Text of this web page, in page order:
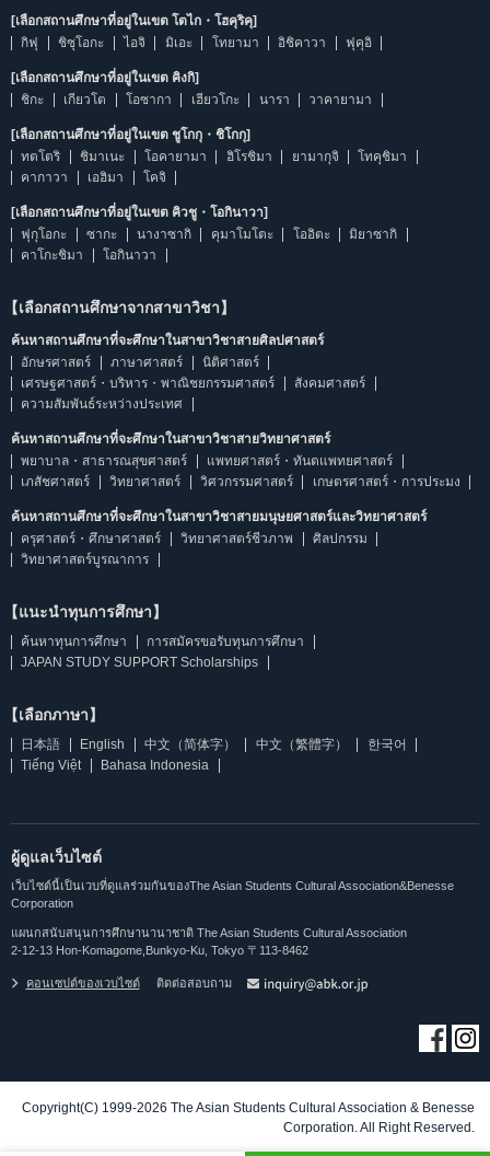
[เลือกสถานศึกษาที่อยู่ในเขต โตไก・โฮคุริคุ]
กิฟุ
ชิซุโอกะ ไอจิ มิเอะ โทยามา อิชิคาวา ฟุคุอิ
[เลือกสถานศึกษาที่อยู่ในเขต คิงกิ]
ชิกะ
เกียวโต โอซากา เฮียวโกะ นารา วาคายามา
[เลือกสถานศึกษาที่อยู่ในเขต ชูโกกุ・ชิโกกุ]
ทตโตริ
ชิมาเนะ โอคายามา ฮิโรชิมา ยามากุจิ
โทคุชิมา
คากาวา
เอฮิมา โคจิ
[เลือกสถานศึกษาที่อยู่ในเขต คิวชู・โอกินาวา]
ฟุกุโอกะ
ซากะ นางาซากิ คุมาโมโตะ โออิตะ
มิยาซากิ
คาโกะชิมา
โอกินาวา
【เลือกสถานศึกษาจากสาขาวิชา】
ค้นหาสถานศึกษาที่จะศึกษาในสาขาวิชาสายศิลปศาสตร์
อักษรศาสตร์
ภาษาศาสตร์
นิติศาสตร์
เศรษฐศาสตร์・บริหาร・พาณิชยกรรมศาสตร์
สังคมศาสตร์
ความสัมพันธ์ระหว่างประเทศ
ค้นหาสถานศึกษาที่จะศึกษาในสาขาวิชาสายวิทยาศาสตร์
พยาบาล・สาธารณสุขศาสตร์
แพทยศาสตร์・ทันตแพทยศาสตร์
เภสัชศาสตร์
วิทยาศาสตร์ วิศวกรรมศาสตร์ เกษตรศาสตร์・การประมง
ค้นหาสถานศึกษาที่จะศึกษาในสาขาวิชาสายมนุษยศาสตร์และวิทยาศาสตร์
ครุศาสตร์・ศึกษาศาสตร์
วิทยาศาสตร์ชีวภาพ
ศิลปกรรม
วิทยาศาสตร์บูรณาการ
【แนะนำทุนการศึกษา】
ค้นหาทุนการศึกษา
การสมัครขอรับทุนการศึกษา
JAPAN STUDY SUPPORT Scholarships
【เลือกภาษา】
日本語 English 中文（简体字） 中文（繁體字）
한국어
Tiếng Việt
Bahasa Indonesia
ผู้ดูแลเว็บไซต์
เว็บไซต์นี้เป็นเวบที่ดูแลร่วมกันของThe Asian Students Cultural Association&Benesse
Corporation
แผนกสนับสนุนการศึกษานานาชาติ The Asian Students Cultural Association
2-12-13 Hon-Komagome,Bunkyo-Ku, Tokyo 〒113-8462
คอนเซปต์ของเวบไซต์ ติดต่อสอบถาม
Copyright(C) 1999-2026 The Asian Students Cultural Association & Benesse
Corporation. All Right Reserved.